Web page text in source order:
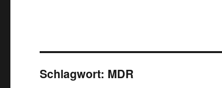
Schlagwort: MDR